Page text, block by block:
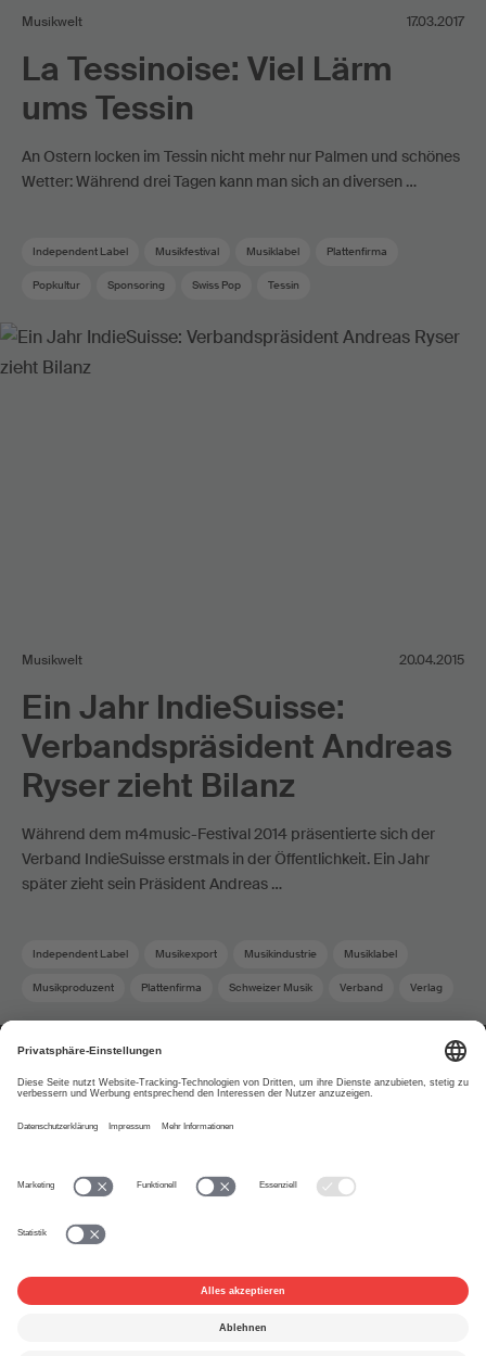
Musikwelt 17.03.2017
La Tessinoise: Viel Lärm
ums Tessin
An Ostern locken im Tessin nicht mehr nur Palmen und schönes
Wetter: Während drei Tagen kann man sich an diversen …
Independent Label Musikfestival Musiklabel Plattenfirma
Popkultur Sponsoring Swiss Pop Tessin
Musikwelt 20.04.2015
Ein Jahr IndieSuisse:
Verbandspräsident Andreas
Ryser zieht Bilanz
Während dem m4music-Festival 2014 präsentierte sich der
Verband IndieSuisse erstmals in der Öffentlichkeit. Ein Jahr
später zieht sein Präsident Andreas …
Independent Label Musikexport Musikindustrie Musiklabel
Musikproduzent Plattenfirma Schweizer Musik Verband Verlag
www.suisa.ch
Über uns
Disclaimer
Privatsphäre-Einstellungen